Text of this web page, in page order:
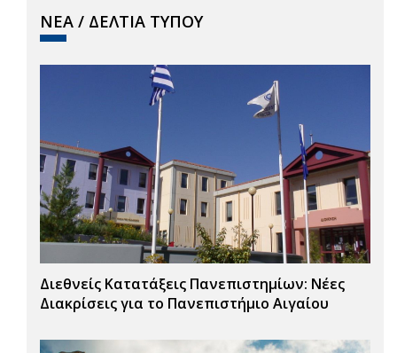
ΝΕΑ / ΔΕΛΤΙΑ ΤΥΠΟΥ
Διεθνείς Κατατάξεις Πανεπιστημίων: Νέες
Διακρίσεις για το Πανεπιστήμιο Αιγαίου